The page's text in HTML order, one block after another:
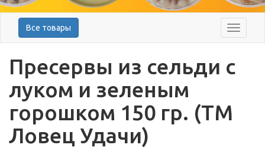
Меню
Все товары
Пресервы из сельди с
луком и зеленым
горошком 150 гр. (ТМ
Ловец Удачи)